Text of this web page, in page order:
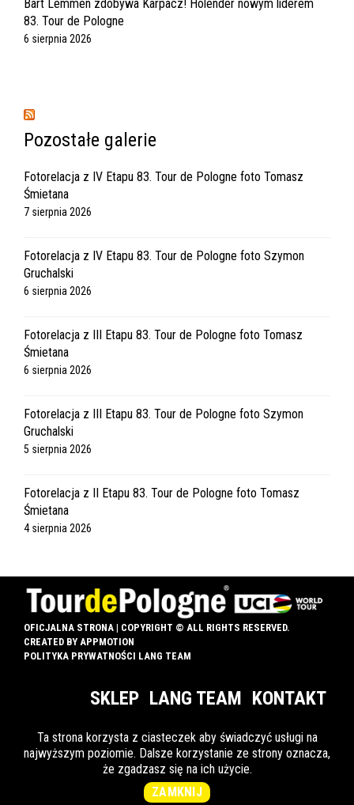
Bart Lemmen zdobywa Karpacz! Holender nowym liderem
83. Tour de Pologne
6 sierpnia 2026
Pozostałe galerie
Fotorelacja z IV Etapu 83. Tour de Pologne foto Tomasz
Śmietana
7 sierpnia 2026
Fotorelacja z IV Etapu 83. Tour de Pologne foto Szymon
Gruchalski
6 sierpnia 2026
Fotorelacja z III Etapu 83. Tour de Pologne foto Tomasz
Śmietana
6 sierpnia 2026
Fotorelacja z III Etapu 83. Tour de Pologne foto Szymon
Gruchalski
5 sierpnia 2026
Fotorelacja z II Etapu 83. Tour de Pologne foto Tomasz
Śmietana
4 sierpnia 2026
OFICJALNA STRONA | COPYRIGHT © ALL RIGHTS RESERVED.
CREATED BY APPMOTION
POLITYKA PRYWATNOŚCI LANG TEAM
SKLEP LANG TEAM KONTAKT
INFO DLA OZN
Ta strona korzysta z ciasteczek aby świadczyć usługi na
najwyższym poziomie. Dalsze korzystanie ze strony oznacza,
że zgadzasz się na ich użycie.
ZAMKNIJ